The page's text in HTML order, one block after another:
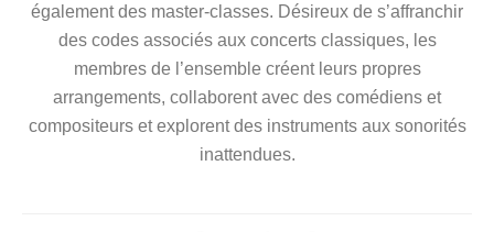
également des master-classes. Désireux de s’affranchir
des codes associés aux concerts classiques, les
membres de l’ensemble créent leurs propres
arrangements, collaborent avec des comédiens et
compositeurs et explorent des instruments aux sonorités
inattendues.